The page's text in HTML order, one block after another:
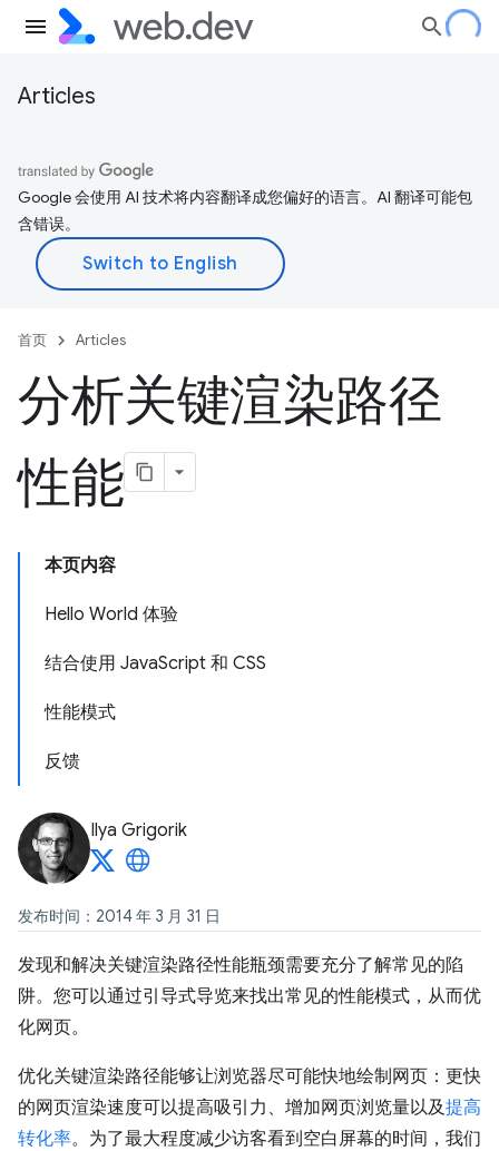
Articles
Google 会使用 AI 技术将内容翻译成您偏好的语言。AI 翻译可能包
含错误。
首页 Articles
分析关键渲染路径
性能
本页内容
Hello World 体验
结合使用 JavaScript 和 CSS
性能模式
反馈
Ilya Grigorik
发布时间：2014 年 3 月 31 日
发现和解决关键渲染路径性能瓶颈需要充分了解常见的陷
阱。您可以通过引导式导览来找出常见的性能模式，从而优
化网页。
优化关键渲染路径能够让浏览器尽可能快地绘制网页：更快
的网页渲染速度可以提高吸引力、增加网页浏览量以及提高
转化率。为了最大程度减少访客看到空白屏幕的时间，我们